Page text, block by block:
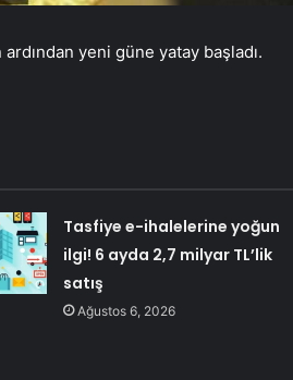
yeni güne yatay başladı.
Tasfiye e-ihalelerine yoğun
ilgi! 6 ayda 2,7 milyar TL’lik
satış
Ağustos 6, 2026